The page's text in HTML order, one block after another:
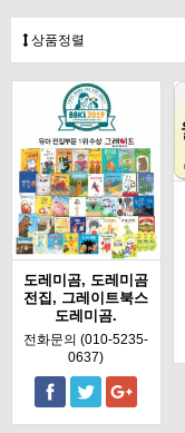
상품정렬
도레미곰, 도레미곰
전집, 그레이트북스
도레미곰.
전화문의 (010-5235-
0637)